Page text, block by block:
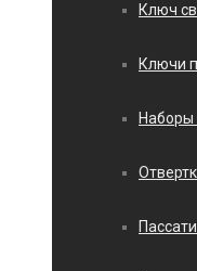
Ключ
Ключи
Наборы